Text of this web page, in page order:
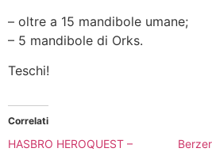
– oltre a 15 mandibole umane;
– 5 mandibole di Orks.
Teschi!
Correlati
HASBRO HEROQUEST –